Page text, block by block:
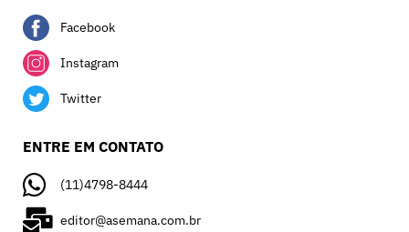
Facebook
Instagram
Twitter
ENTRE EM CONTATO
(11)4798-8444
editor@asemana.com.br